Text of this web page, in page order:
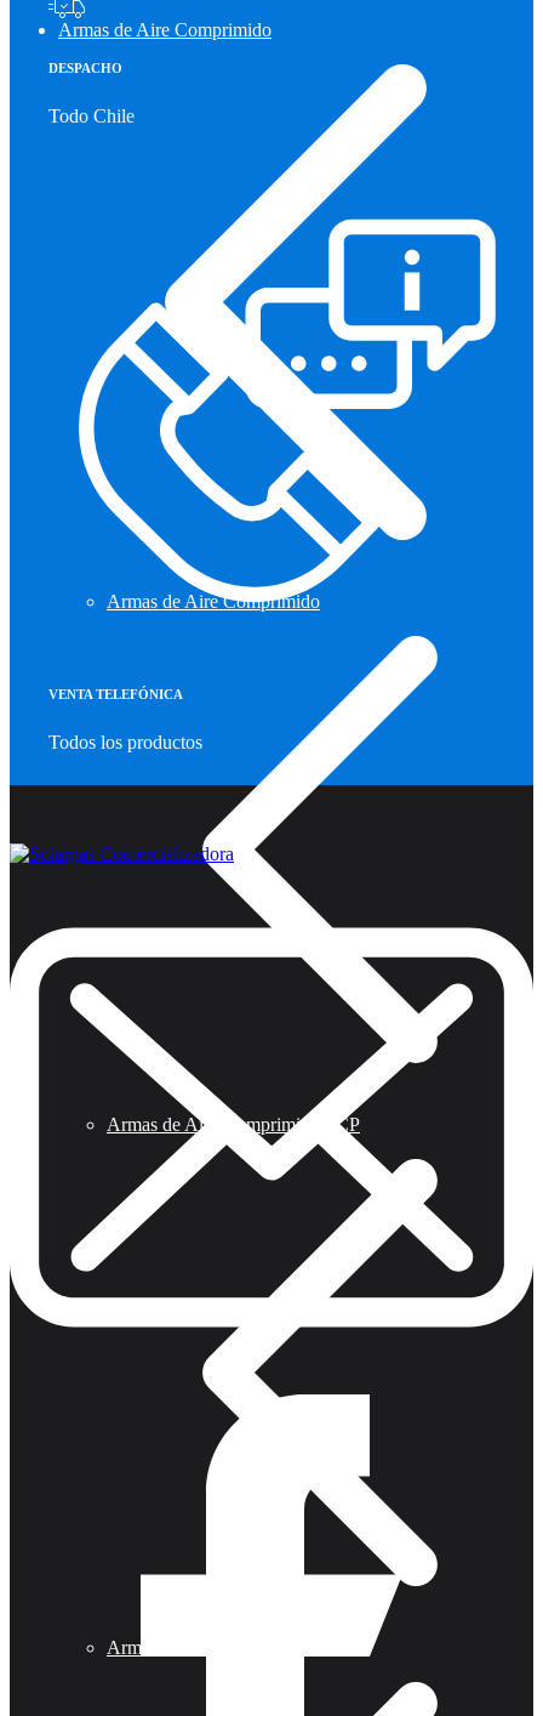
Armas de Aire Comprimido
Armas de Aire Comprimido
Armas de Aire Comprimido PCP
Armas de Aire Competicion
DESPACHO
Todo Chile
VENTA TELEFÓNICA
Todos los productos